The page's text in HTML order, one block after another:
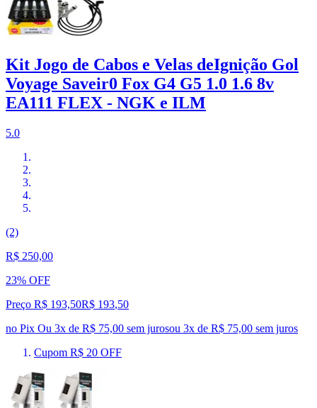
Kit Jogo de Cabos e Velas deIgnição Gol
Voyage Saveir0 Fox G4 G5 1.0 1.6 8v
EA111 FLEX - NGK e ILM
5.0
(2)
R$ 250,00
23% OFF
Preço R$ 193,50R$ 193,50
no Pix Ou 3x de R$ 75,00 sem jurosou 3x de R$ 75,00 sem juros
Cupom R$ 20 OFF